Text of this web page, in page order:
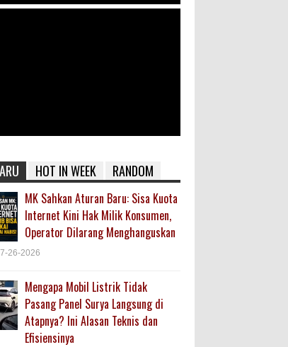
HOT IN WEEK RANDOM
MK Sahkan Aturan Baru: Sisa Kuota
Internet Kini Hak Milik Konsumen,
Operator Dilarang Menghanguskan
7-26-2026
Mengapa Mobil Listrik Tidak
Pasang Panel Surya Langsung di
Atapnya? Ini Alasan Teknis dan
Efisiensinya